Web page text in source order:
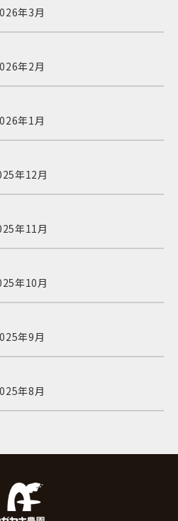
年3月
年2月
年1月
年12月
年11月
年10月
年9月
年8月